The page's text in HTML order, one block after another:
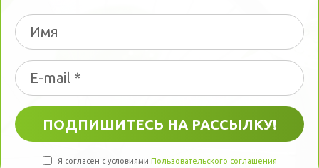
Я согласен с условиями Пользовательского соглашения